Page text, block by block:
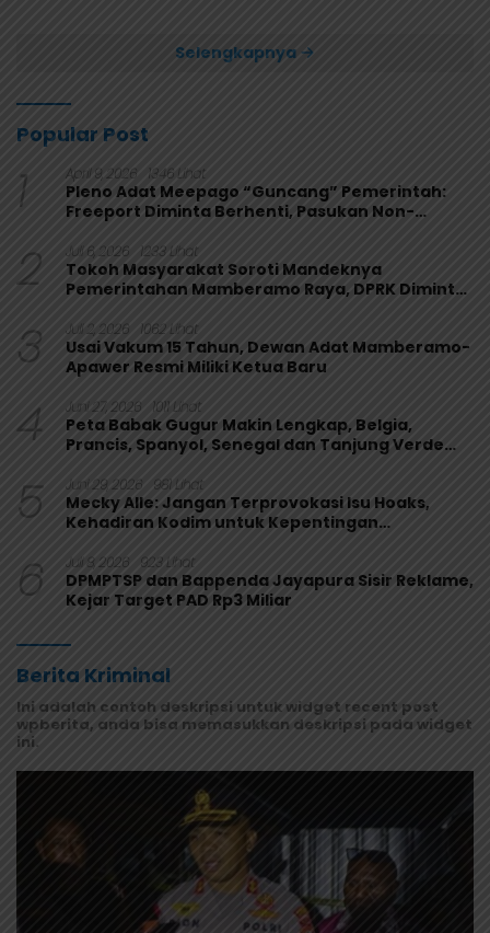
Selengkapnya
Popular Post
1 April 9, 2026 1346 Lihat
Pleno Adat Meepago “Guncang” Pemerintah:
Freeport Diminta Berhenti, Pasukan Non-
2 Juli 6, 2026 1233 Lihat
Tokoh Masyarakat Soroti Mandeknya
Pemerintahan Mamberamo Raya, DPRK Diminta
3 Juli 2, 2026 1062 Lihat
Usai Vakum 15 Tahun, Dewan Adat Mamberamo-
Apawer Resmi Miliki Ketua Baru
4 Juni 27, 2026 1011 Lihat
Peta Babak Gugur Makin Lengkap, Belgia,
Prancis, Spanyol, Senegal dan Tanjung Verde
5 Juni 29, 2026 981 Lihat
Mecky Alle: Jangan Terprovokasi Isu Hoaks,
Kehadiran Kodim untuk Kepentingan
6 Juli 8, 2026 923 Lihat
DPMPTSP dan Bappenda Jayapura Sisir Reklame,
Kejar Target PAD Rp3 Miliar
Berita Kriminal
Ini adalah contoh deskripsi untuk widget recent post
wpberita, anda bisa memasukkan deskripsi pada widget
ini.